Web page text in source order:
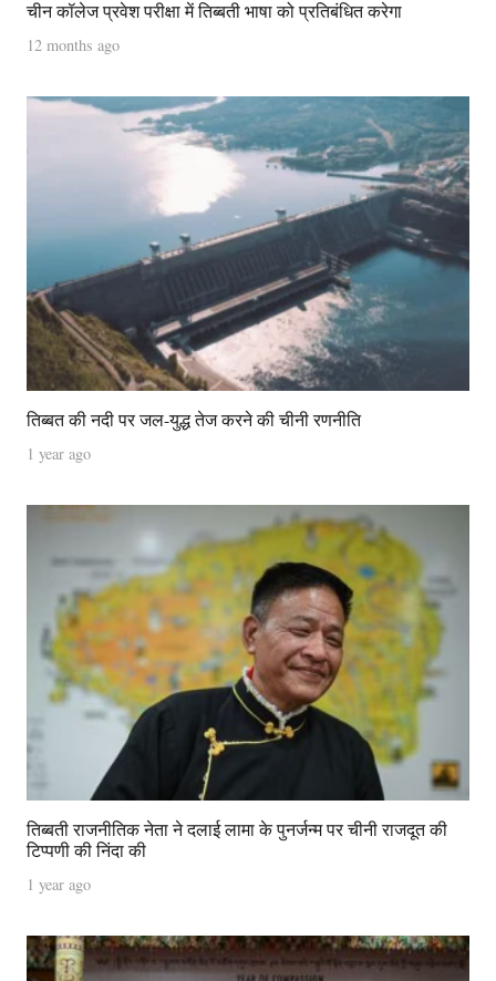
चीन कॉलेज प्रवेश परीक्षा में तिब्बती भाषा को प्रतिबंधित करेगा
12 months ago
तिब्बत की नदी पर जल-युद्ध तेज करने की चीनी रणनीति
1 year ago
तिब्बती राजनीतिक नेता ने दलाई लामा के पुनर्जन्म पर चीनी राजदूत की
टिप्पणी की निंदा की
1 year ago